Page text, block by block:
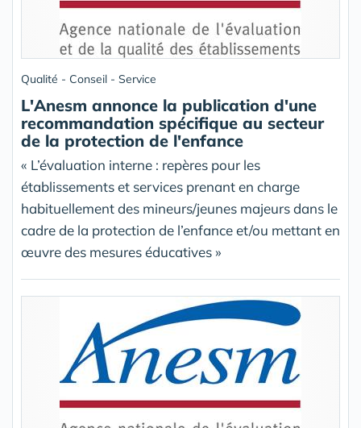
Qualité - Conseil - Service
L'Anesm annonce la publication d'une
recommandation spécifique au secteur
de la protection de l'enfance
« L’évaluation interne : repères pour les
établissements et services prenant en charge
habituellement des mineurs/jeunes majeurs dans le
cadre de la protection de l’enfance et/ou mettant en
œuvre des mesures éducatives »